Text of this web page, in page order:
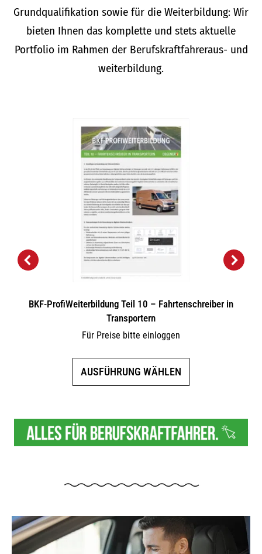
Grundqualifikation sowie für die Weiterbildung: Wir
bieten Ihnen das komplette und stets aktuelle
Portfolio im Rahmen der Berufskraftfahreraus- und
weiterbildung.
BKF-ProfiWeiterbildung Teil 10 – Fahrtenschreiber in
Transportern
Für Preise bitte einloggen
AUSFÜHRUNG WÄHLEN
Varianten
auf.
können
der
Produktseite
gewählt